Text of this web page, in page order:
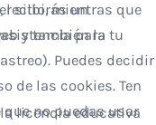
recibirás un
para tu
licencia educativa
sitio, mientras que
y también la
Puedes decidir
de las cookies. Ten
que no puedas usar